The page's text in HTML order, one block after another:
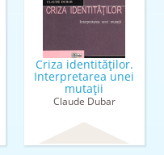
Criza identităţilor.
Interpretarea unei
mutaţii
Claude Dubar